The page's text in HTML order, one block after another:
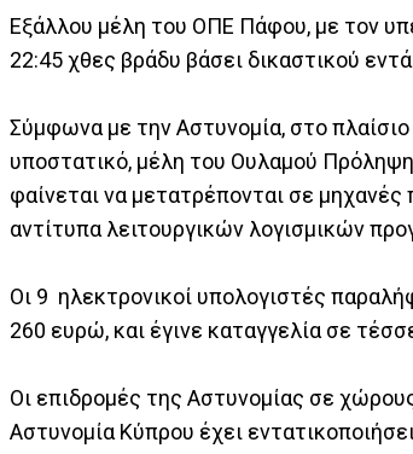
Εξάλλου μέλη του ΟΠΕ Πάφου, με τον
22:45 χθες βράδυ βάσει δικαστικού
Σύμφωνα με την Αστυνομία, στο
υποστατικό, μέλη του Ουλαμού
φαίνεται να μετατρέπονται σε μηχανές
αντίτυπα λειτουργικών λογισμικών
Οι 9 ηλεκτρονικοί υπολογιστές
260 ευρώ, και έγινε καταγγελία σε
Οι επιδρομές της Αστυνομίας σε
Αστυνομία Κύπρου έχει